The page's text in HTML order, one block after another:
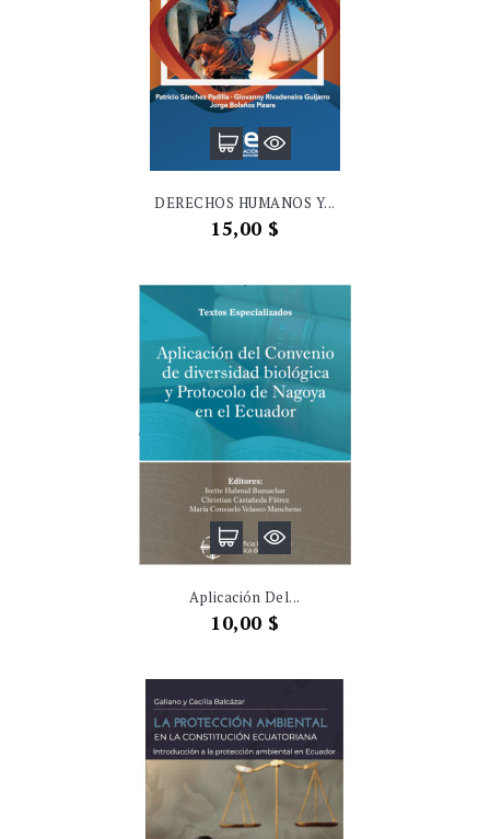
DERECHOS HUMANOS Y...
Precio
15,00 $
Aplicación Del...
Precio
10,00 $